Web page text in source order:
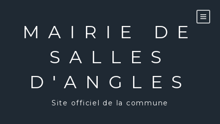
MAIRIE DE
SALLES
D'ANGLES
Site officiel de la commune